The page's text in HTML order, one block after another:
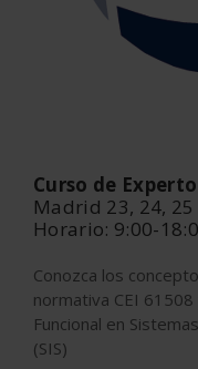
Curso de
Madrid 23, 24,
Horario: 9:00-
Conozca los
normativa CEI
Funcional en
(SIS)